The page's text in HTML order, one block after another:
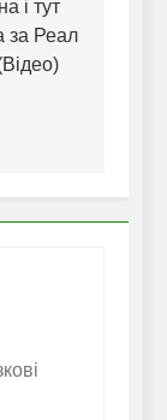
і тут
за Реал